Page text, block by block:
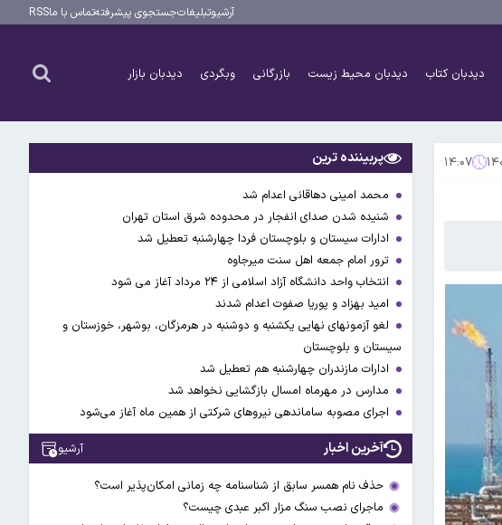
آرشیوتبلیغاتجستجوی پیشرفتهتماس با ماRSS
دیدبان کتاب دیدبان محیط زیست بازرگانی وبگردی دیدبان بازار
۱۴:۰۷ پربیننده ترین
محمد امینی دهاقانی اعدام شد
شنیده شدن صدای انفجار در محدوده شرق استان تهران
ادارات سیستان و بلوچستان فردا چهارشنبه تعطیل شد
ترور امام جمعه اهل سنت میرجاوه
انتخاب واحد دانشگاه آزاد اسلامی از ۲۴ مرداد آغاز می شود
امید بهزاد و پوریا صفوت اعدام شدند
لغو آزمونهای نهایی یکشنبه و دوشنبه در هرمزگان، بوشهر، خوزستان و
سیستان و بلوچستان
ادارات مازندران چهارشنبه هم تعطیل شد
مدارس در مهرماه امسال بازگشایی نخواهد شد
اجرای مصوبه ساماندهی نیرو‌های شرکتی از همین ماه آغاز می‌شود
آخرین اخبار آرشیو
حذف نام همسر سابق از شناسنامه چه زمانی امکان‌پذیر است؟
ماجرای نصب سنگ مزار اکبر عبدی چیست؟